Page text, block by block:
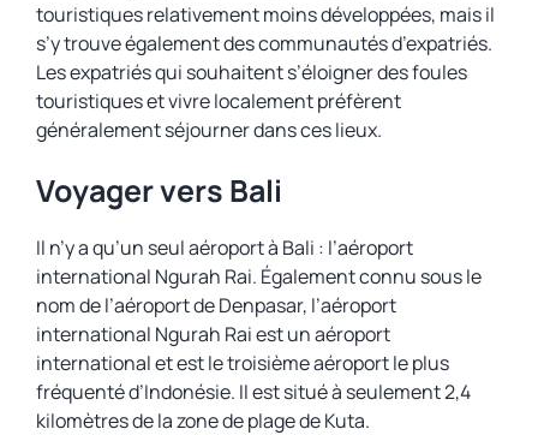
touristiques relativement moins développées, mais il
s’y trouve également des communautés d’expatriés.
Les expatriés qui souhaitent s’éloigner des foules
touristiques et vivre localement préfèrent
généralement séjourner dans ces lieux.
Voyager vers Bali
Il n’y a qu’un seul aéroport à Bali : l’aéroport
international Ngurah Rai. Également connu sous le
nom de l’aéroport de Denpasar, l’aéroport
international Ngurah Rai est un aéroport
international et est le troisième aéroport le plus
fréquenté d’Indonésie. Il est situé à seulement 2,4
kilomètres de la zone de plage de Kuta.